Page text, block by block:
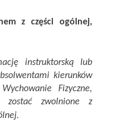
z części ogólnej,
instruktorską lub
kierunków
Fizyczne,
zostać zwolnione z